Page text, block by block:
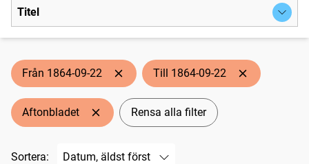
Titel
Från 1864-09-22 Till 1864-09-22
Aftonbladet Rensa alla filter
Sortera: